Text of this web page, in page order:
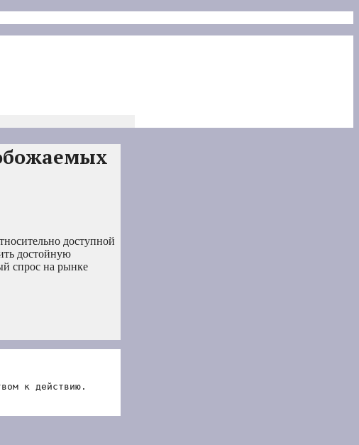
доступной
достойную
спрос на рынке
к действию.